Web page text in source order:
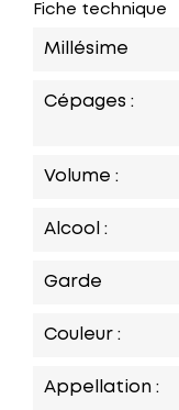
Fiche technique
Millésime
Cépages :
Volume :
Alcool :
Garde
Couleur :
Appellation :